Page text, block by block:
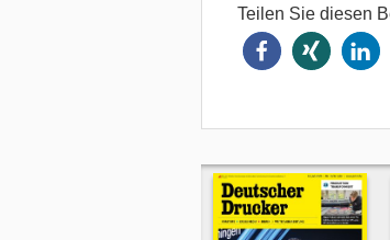
Teilen Sie diesen